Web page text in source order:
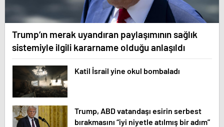
Trump’ın merak uyandıran paylaşımının sağlık
sistemiyle ilgili kararname olduğu anlaşıldı
Katil İsrail yine okul bombaladı
Trump, ABD vatandaşı esirin serbest
bırakmasını “iyi niyetle atılmış bir adım”